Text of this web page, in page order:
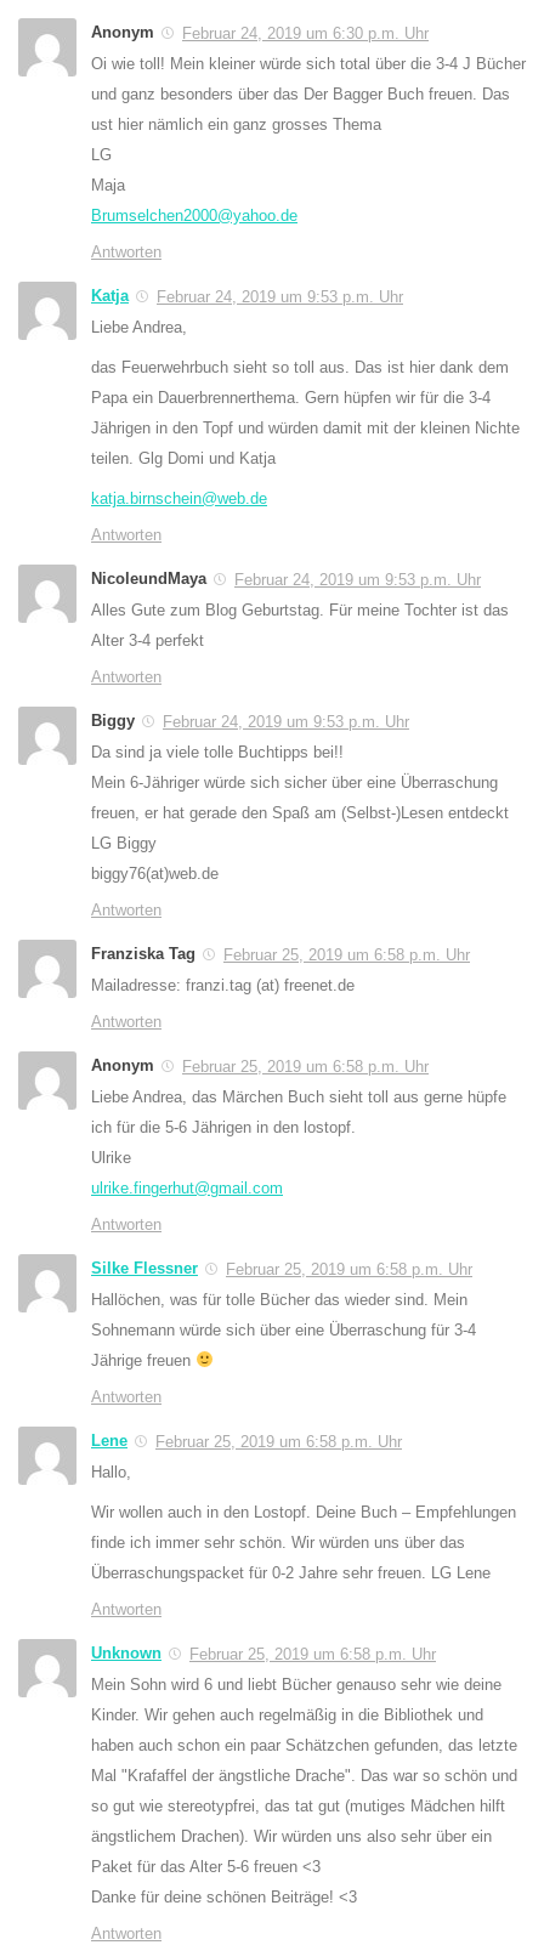
Anonym
Februar 24, 2019 um 6:30 p.m. Uhr
Oi wie toll! Mein kleiner würde sich total über die 3-4 J Bücher
und ganz besonders über das Der Bagger Buch freuen. Das
ust hier nämlich ein ganz grosses Thema
LG
Maja
Brumselchen2000@yahoo.de
Antworten
Katja
Februar 24, 2019 um 9:53 p.m. Uhr
Liebe Andrea,
das Feuerwehrbuch sieht so toll aus. Das ist hier dank dem
Papa ein Dauerbrennerthema. Gern hüpfen wir für die 3-4
Jährigen in den Topf und würden damit mit der kleinen Nichte
teilen. Glg Domi und Katja
katja.birnschein@web.de
Antworten
NicoleundMaya
Februar 24, 2019 um 9:53 p.m. Uhr
Alles Gute zum Blog Geburtstag. Für meine Tochter ist das
Alter 3-4 perfekt
Antworten
Biggy
Februar 24, 2019 um 9:53 p.m. Uhr
Da sind ja viele tolle Buchtipps bei!!
Mein 6-Jähriger würde sich sicher über eine Überraschung
freuen, er hat gerade den Spaß am (Selbst-)Lesen entdeckt
LG Biggy
biggy76(at)web.de
Antworten
Franziska Tag
Februar 25, 2019 um 6:58 p.m. Uhr
Mailadresse: franzi.tag (at) freenet.de
Antworten
Anonym
Februar 25, 2019 um 6:58 p.m. Uhr
Liebe Andrea, das Märchen Buch sieht toll aus gerne hüpfe
ich für die 5-6 Jährigen in den lostopf.
Ulrike
ulrike.fingerhut@gmail.com
Antworten
Silke Flessner
Februar 25, 2019 um 6:58 p.m. Uhr
Hallöchen, was für tolle Bücher das wieder sind. Mein
Sohnemann würde sich über eine Überraschung für 3-4
Jährige freuen
Antworten
Lene
Februar 25, 2019 um 6:58 p.m. Uhr
Hallo,
Wir wollen auch in den Lostopf. Deine Buch – Empfehlungen
finde ich immer sehr schön. Wir würden uns über das
Überraschungspacket für 0-2 Jahre sehr freuen. LG Lene
Antworten
Unknown
Februar 25, 2019 um 6:58 p.m. Uhr
Mein Sohn wird 6 und liebt Bücher genauso sehr wie deine
Kinder. Wir gehen auch regelmäßig in die Bibliothek und
haben auch schon ein paar Schätzchen gefunden, das letzte
Mal "Krafaffel der ängstliche Drache". Das war so schön und
so gut wie stereotypfrei, das tat gut (mutiges Mädchen hilft
ängstlichem Drachen). Wir würden uns also sehr über ein
Paket für das Alter 5-6 freuen <3
Danke für deine schönen Beiträge! <3
Antworten